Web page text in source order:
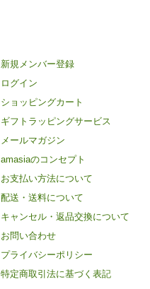
新規メンバー登録
ログイン
ショッピングカート
ギフトラッピングサービス
メールマガジン
amasiaのコンセプト
お支払い方法について
配送・送料について
キャンセル・返品交換について
お問い合わせ
プライバシーポリシー
特定商取引法に基づく表記